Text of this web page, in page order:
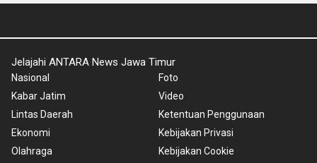
Jelajahi ANTARA News Jawa Timur
Nasional
Kabar Jatim
Lintas Daerah
Ekonomi
Olahraga
Foto
Video
Ketentuan Penggunaan
Kebijakan Privasi
Kebijakan Cookie